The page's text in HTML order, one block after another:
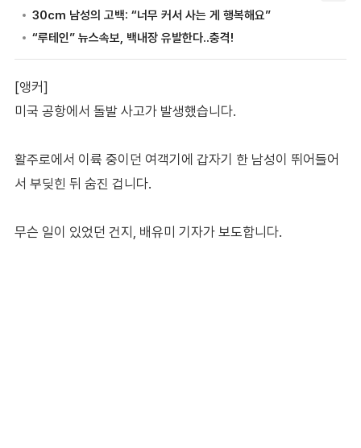
[앵커]
미국 공항에서 돌발 사고가 발생했습니다.
활주로에서 이륙 중이던 여객기에 갑자기 한 남성이 뛰어들어
서 부딪힌 뒤 숨진 겁니다.
무슨 일이 있었던 건지, 배유미 기자가 보도합니다.